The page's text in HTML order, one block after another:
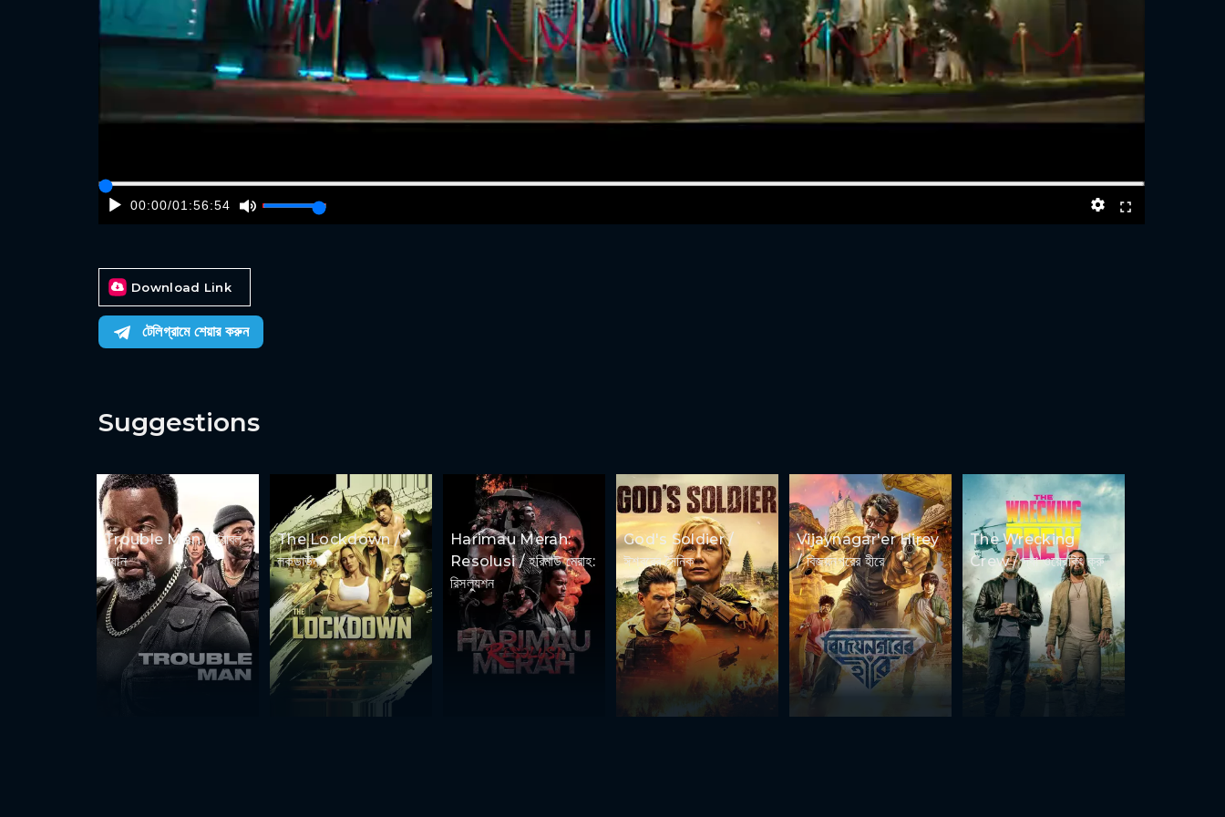
00:00/01:56:54
Download Link
টেলিগ্রামে শেয়ার করুন
Suggestions
Trouble Man / ট্রাবল
ম্যান
The Lockdown /
লকডাউন
Harimau Merah:
Resolusi / হরিমাউ মেরাহ:
রিসল্যুশন
God's Soldier /
ঈশ্বরের সৈনিক
Vijaynagar'er Hirey
/ বিজয়নগরের হীরে
The Wrecking
Crew / দ্যা ওয়্রেকিং ক্রু